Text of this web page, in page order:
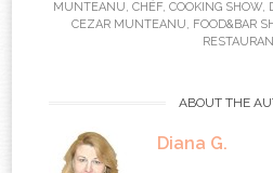
MUNTEANU, CHÉF, COOKING SHOW,
CEZAR MUNTEANU, FOOD&BAR
ABOUT THE
Diana G.